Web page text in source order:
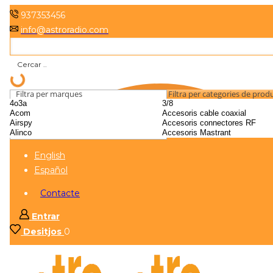
937353456
info@astroradio.com
Filtra per marques Filtra per categories de
English
Español
Contacte
Entrar
Desitjos 0